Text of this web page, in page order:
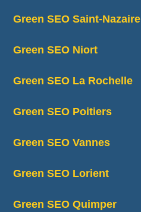
Green SEO Saint-Nazaire
Green SEO Niort
Green SEO La Rochelle
Green SEO Poitiers
Green SEO Vannes
Green SEO Lorient
Green SEO Quimper